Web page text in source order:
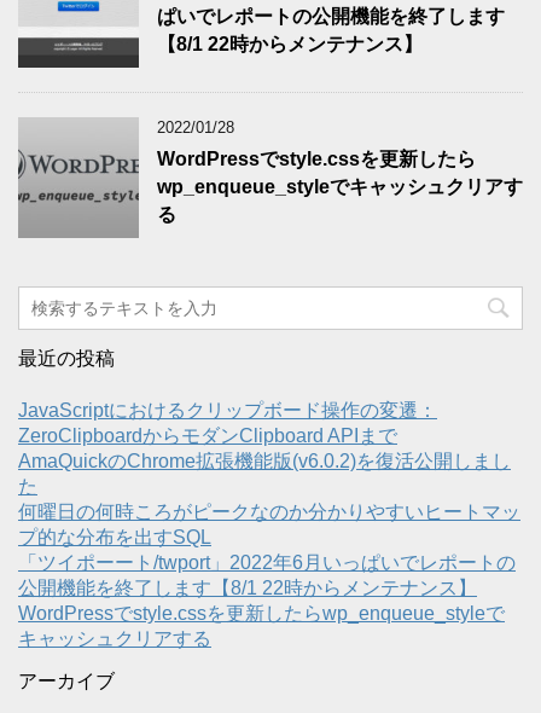
ぱいでレポートの公開機能を終了します
【8/1 22時からメンテナンス】
2022/01/28
WordPressでstyle.cssを更新したら
wp_enqueue_styleでキャッシュクリアす
る
最近の投稿
JavaScriptにおけるクリップボード操作の変遷：
ZeroClipboardからモダンClipboard APIまで
AmaQuickのChrome拡張機能版(v6.0.2)を復活公開しまし
た
何曜日の何時ころがピークなのか分かりやすいヒートマッ
プ的な分布を出すSQL
「ツイポーート/twport」2022年6月いっぱいでレポートの
公開機能を終了します【8/1 22時からメンテナンス】
WordPressでstyle.cssを更新したらwp_enqueue_styleで
キャッシュクリアする
アーカイブ